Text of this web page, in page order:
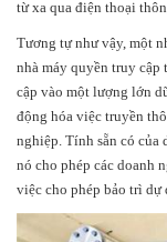
từ xa qua điện thoại
Tương tự như vậy, một
nhà máy quyền truy
cập vào một lượng lớn
động hóa việc truyền
nghiệp. Tính sẵn có
nó cho phép các doanh
việc cho phép bảo trì dự